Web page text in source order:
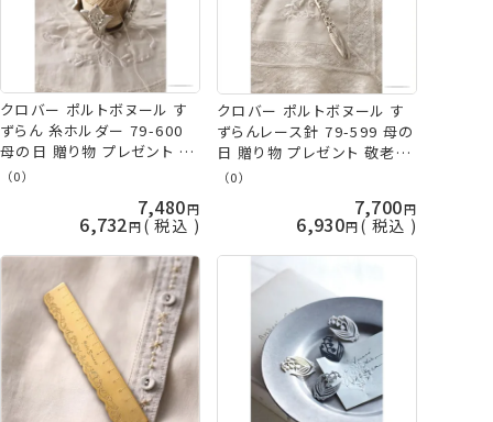
クロバー ポルトボヌール す
ずらん 糸ホルダー 79-600
母の日 贈り物 プレゼント 敬
老の日 clv 手芸の山久
（0）
7,480
6,732 税込
クロバー ポルトボヌール す
ずらんレース針 79-599 母の
日 贈り物 プレゼント 敬老の
日 clv 手芸の山久
（0）
7,700
6,930 税込